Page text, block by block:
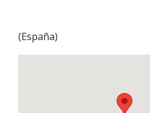
(España)